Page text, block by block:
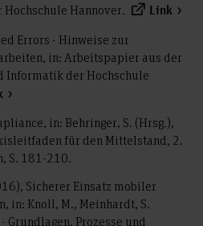
Hannover.
Link
Errors - Hinweise zur
in: Arbeitspapier aus der
Informatik der Hochschule
in: Behringer, S. (Hrsg.),
für den Mittelstand, 2.
S. 181-210.
Sicherer Einsatz mobiler
in: Knoll, M., Meinhardt, S.
Grundlagen, Prozesse und